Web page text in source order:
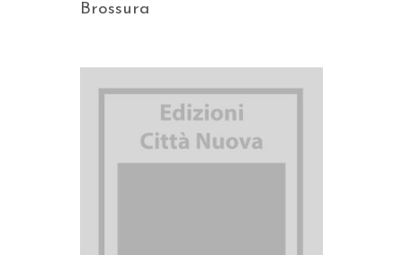
Brossura